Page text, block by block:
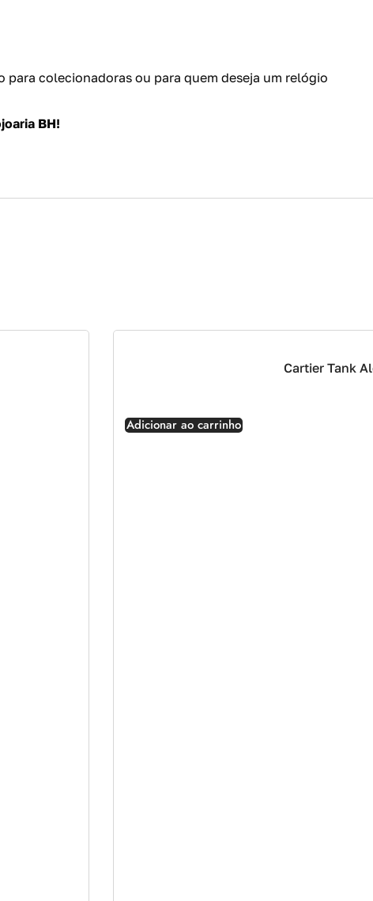
para colecionadoras ou para quem deseja um relógio
BH!
Cartier Tank
Adicionar ao carrinho